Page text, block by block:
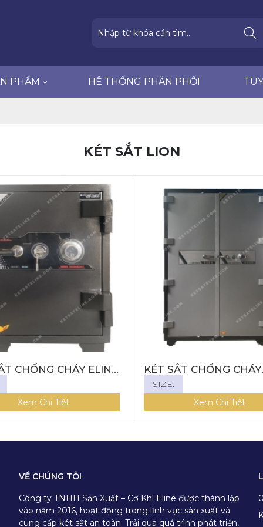
PHẨM HỆ THỐNG PHÂN PHỐI
KÉT SẮT LION
CHỐNG CHÁY ELINE
Xem Chi Tiết
KÉT SẮT CHỐNG CHÁY
MONEY KHÓA CƠ
170DC
SIZE:
Xem Chi Tiết
VỀ CHÚNG TÔI
Công ty TNHH Sản Xuất – Cơ Khí Eline được thành lập
vào năm 2016, hoạt động trong lĩnh vực sản xuất và
cung cấp két sắt an toàn. Trải qua quá trình phát triển,